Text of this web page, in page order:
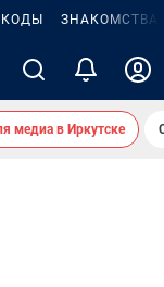
ЗНАКОМСТВА
медиа в Иркутске